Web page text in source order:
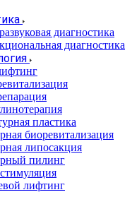
диагностика
диагностика
пластика
биоревитализация
липосакция
пилинг
лифтинг